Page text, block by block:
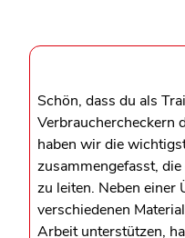
Schön, dass du als
Verbrauchercheckern
haben wir die
zusammengefasst,
zu leiten. Neben einer
verschiedenen
Arbeit unterstützen,